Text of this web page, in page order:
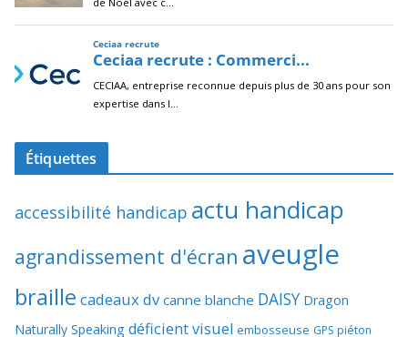
Étiquettes
accessibilité handicap actu handicap
agrandissement d'écran aveugle
braille cadeaux dv canne blanche DAISY Dragon
Naturally Speaking déficient visuel embosseuse GPS piéton